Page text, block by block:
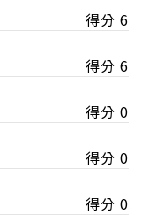
得分 6
得分 6
得分 0
得分 0
得分 0